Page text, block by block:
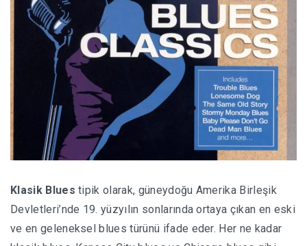
Klasik Bluestipik olarak, güneydoğu Amerika Birleşik
Devletleri’nde 19. yüzyılın sonlarında ortaya çıkan en eski
ve en geleneksel blues türünü ifade eder. Her ne kadar